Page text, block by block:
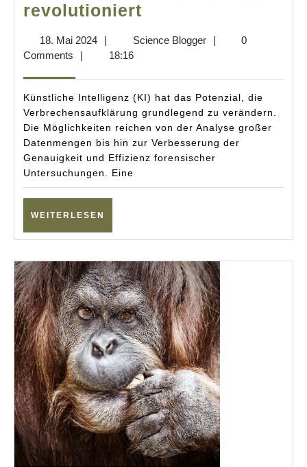
revolutioniert
Intelligenz
revolutioniert
18. Mai 202418.
Mai
| Science BloggerScience
|
0
Comments
| 18:16
Künstliche Intelligenz (KI) hat das Potenzial, die
Verbrechensaufklärung grundlegend zu verändern.
Die Möglichkeiten reichen von der Analyse großer
Datenmengen bis hin zur Verbesserung der
Genauigkeit und Effizienz forensischer
Untersuchungen. Eine
WEITERLESEN